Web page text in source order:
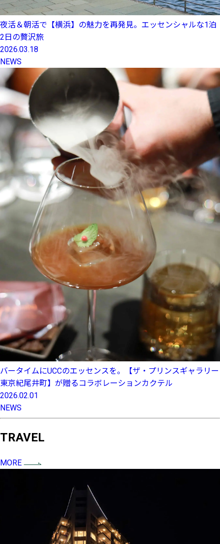
夜活＆朝活で【横浜】の魅力を再発見。エッセンシャルな1泊
2日の贅沢旅
2026.03.18
NEWS
バータイムにUCCのエッセンスを。【ザ・プリンスギャラリー
東京紀尾井町】が贈るコラボレーションカクテル
2026.02.01
NEWS
TRAVEL
MORE